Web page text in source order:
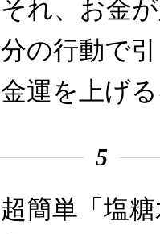
それ、お金
分の行動で
金運を上げ
5
超簡単「塩